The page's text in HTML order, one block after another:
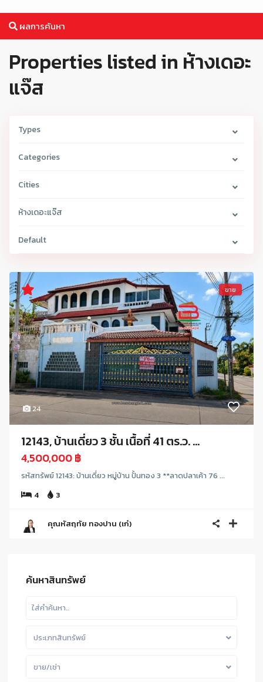
ผลการค้นหา
Properties listed in ห้างเดอะ
แจ๊ส
Types
Categories
Cities
ห้างเดอะแจ๊ส
Default
24
ขาย
12143, บ้านเดี่ยว 3 ชั้น เนื้อที่ 41 ตร.ว. ...
4,500,000 ฿
รหัสทรัพย์ 12143: บ้านเดี่ยว หมู่บ้าน ปั้นทอง 3 **ลาดปลาเค้า 76 ...
4
3
คุณหัสฤทัย ทองปาน (เก๋)
ค้นหาสินทรัพย์
ประเภทสินทรัพย์
ขาย/เช่า